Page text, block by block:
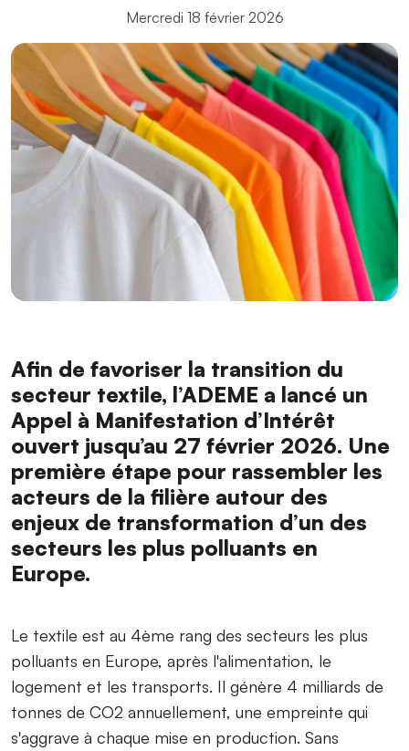
Mercredi 18 février 2026
Afin de favoriser la transition du
secteur textile, l’ADEME a lancé un
Appel à Manifestation d’Intérêt
ouvert jusqu’au 27 février 2026. Une
première étape pour rassembler les
acteurs de la filière autour des
enjeux de transformation d’un des
secteurs les plus polluants en
Europe.
Le textile est au 4ème rang des secteurs les plus
polluants en Europe, après l'alimentation, le
logement et les transports. Il génère 4 milliards de
tonnes de CO2 annuellement, une empreinte qui
s'aggrave à chaque mise en production. Sans